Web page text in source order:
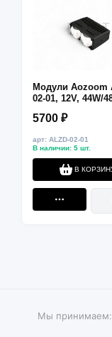
Модули Aozoom
02-01, 12V, 44W/
~3600/4200 лм
5700 ₽
арт: ALZD-02-01
В наличии: 5 шт.
В
Мы принимаем: